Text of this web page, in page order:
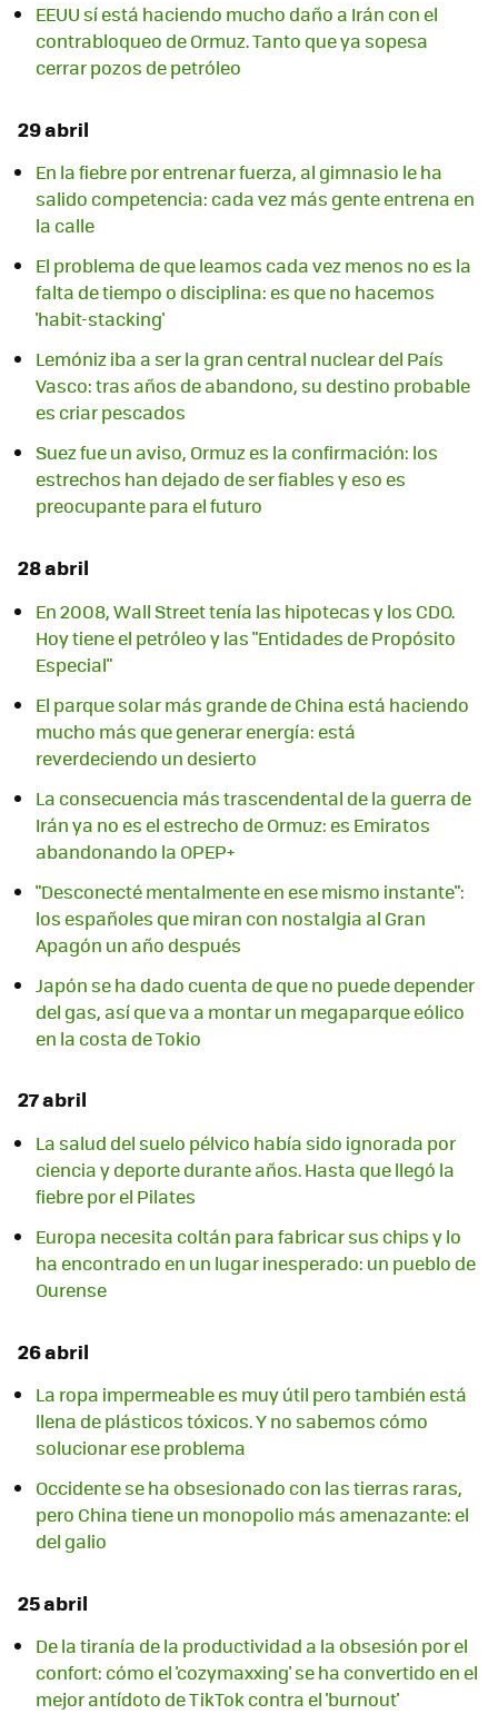
EEUU sí está haciendo mucho daño a Irán con el
contrabloqueo de Ormuz. Tanto que ya sopesa
cerrar pozos de petróleo
29 abril
En la fiebre por entrenar fuerza, al gimnasio le ha
salido competencia: cada vez más gente entrena en
la calle
El problema de que leamos cada vez menos no es la
falta de tiempo o disciplina: es que no hacemos
'habit-stacking'
Lemóniz iba a ser la gran central nuclear del País
Vasco: tras años de abandono, su destino probable
es criar pescados
Suez fue un aviso, Ormuz es la confirmación: los
estrechos han dejado de ser fiables y eso es
preocupante para el futuro
28 abril
En 2008, Wall Street tenía las hipotecas y los CDO.
Hoy tiene el petróleo y las "Entidades de Propósito
Especial"
El parque solar más grande de China está haciendo
mucho más que generar energía: está
reverdeciendo un desierto
La consecuencia más trascendental de la guerra de
Irán ya no es el estrecho de Ormuz: es Emiratos
abandonando la OPEP+
"Desconecté mentalmente en ese mismo instante":
los españoles que miran con nostalgia al Gran
Apagón un año después
Japón se ha dado cuenta de que no puede depender
del gas, así que va a montar un megaparque eólico
en la costa de Tokio
27 abril
La salud del suelo pélvico había sido ignorada por
ciencia y deporte durante años. Hasta que llegó la
fiebre por el Pilates
Europa necesita coltán para fabricar sus chips y lo
ha encontrado en un lugar inesperado: un pueblo de
Ourense
26 abril
La ropa impermeable es muy útil pero también está
llena de plásticos tóxicos. Y no sabemos cómo
solucionar ese problema
Occidente se ha obsesionado con las tierras raras,
pero China tiene un monopolio más amenazante: el
del galio
25 abril
De la tiranía de la productividad a la obsesión por el
confort: cómo el 'cozymaxxing' se ha convertido en el
mejor antídoto de TikTok contra el 'burnout'